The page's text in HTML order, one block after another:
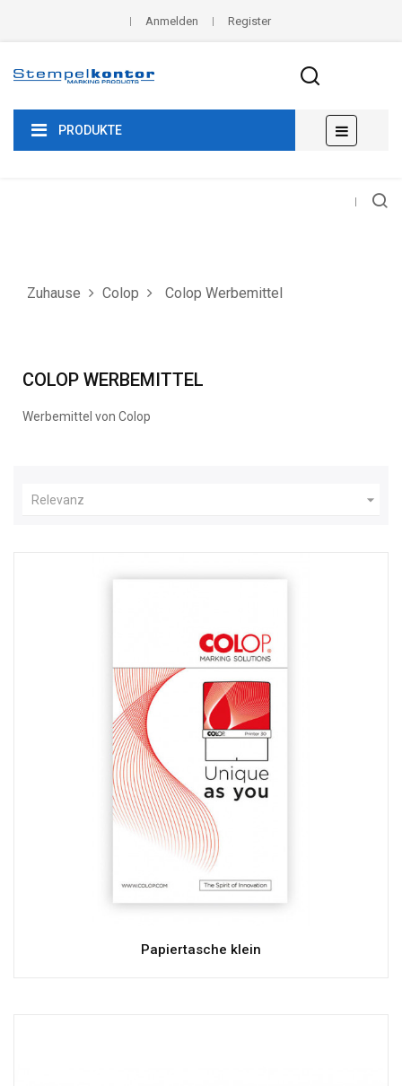
Anmelden Register
PRODUKTE
der
☰
Zuhause Colop Colop Werbemittel
COLOP WERBEMITTEL
Werbemittel von Colop
Relevanz 
Papiertasche klein